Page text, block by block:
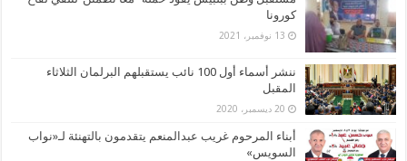
كورونا
13 نوفمبر، 2021
ننشر أسماء أول 100 نائب يستقبلهم البرلمان الثلاثاء
المقبل
20 ديسمبر، 2020
أبناء المرحوم غريب عبدالمنعم يتقدمون بالتهنئة لـ«نواب
السويس»